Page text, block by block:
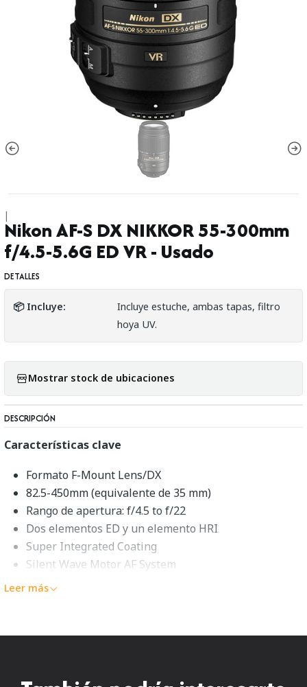
|
Nikon AF-S DX NIKKOR 55-300mm
f/4.5-5.6G ED VR - Usado
DETALLES
📦 Incluye:
Incluye estuche, ambas tapas, filtro
hoya UV.
Mostrar stock de ubicaciones
DESCRIPCIÓN
Características clave
Formato F-Mount Lens/DX
82.5-450mm (equivalente de 35 mm)
Rango de apertura: f/4.5 to f/22
Dos elementos ED y un elemento HRI
Super Integrated Coating
Silent Wave Motor AF System
Estabilización de imagen VR II
Nikon AF-S DX NIKKOR 55-
Abarcando un rango de largo alcance, elAF-S DX NIKKOR
Leer más